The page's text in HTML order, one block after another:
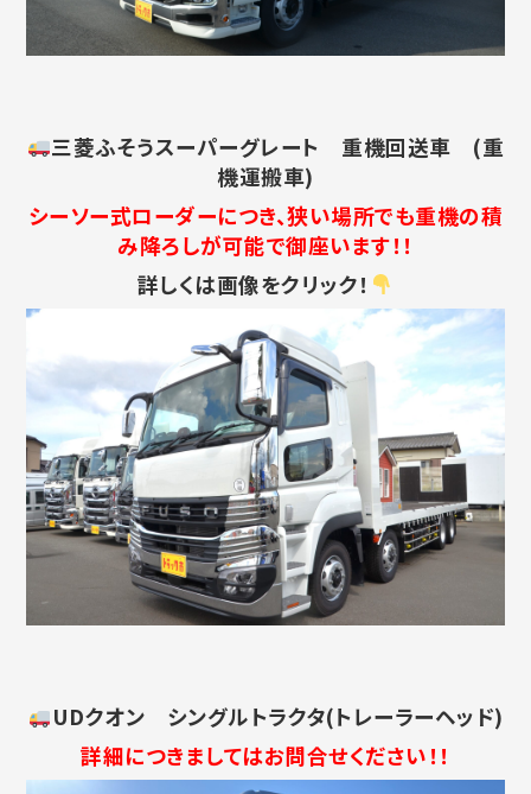
三菱ふそうスーパーグレート 重機回送車 (重
機運搬車)
シーソー式ローダーにつき、狭い場所でも重機の積
み降ろしが可能で御座います！！
詳しくは画像をクリック！
UDクオン シングルトラクタ(トレーラーヘッド)
詳細につきましてはお問合せください！！